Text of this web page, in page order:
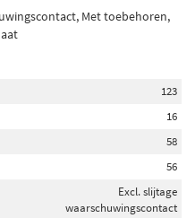
Met toebehoren,
123
16
58
56
Excl. slijtage
waarschuwingscontact